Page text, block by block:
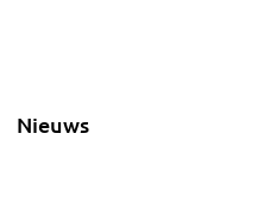
Nieuws